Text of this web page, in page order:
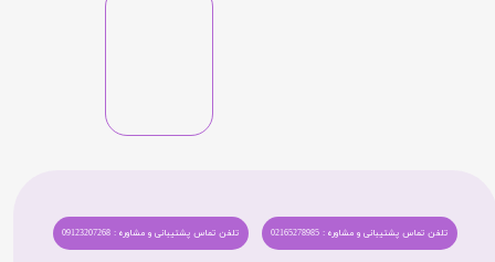
تلفن تماس پشتیبانی و مشاوره : 09123207268 تلفن تماس پشتیبانی و مشاوره : 02165278985